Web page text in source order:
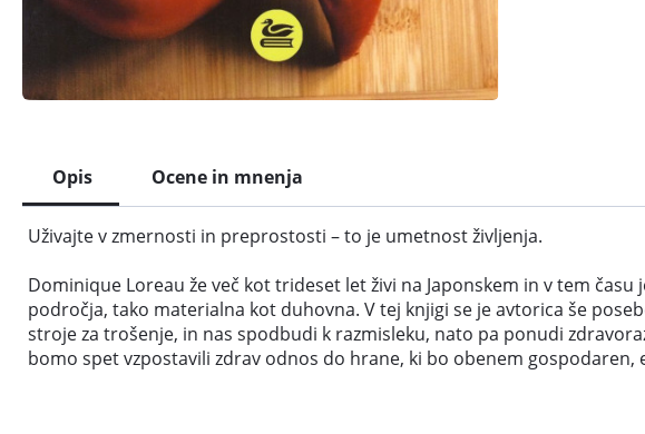
Opis Ocene in mnenja
Uživajte v zmernosti in preprostosti – to je umetnost življenja.
Dominique Loreau že več kot trideset let živi na Japonskem in v tem
področja, tako materialna kot duhovna. V tej knjigi se je avtorica še
stroje za trošenje, in nas spodbudi k razmisleku, nato pa ponudi
bomo spet vzpostavili zdrav odnos do hrane, ki bo obenem gospodaren,